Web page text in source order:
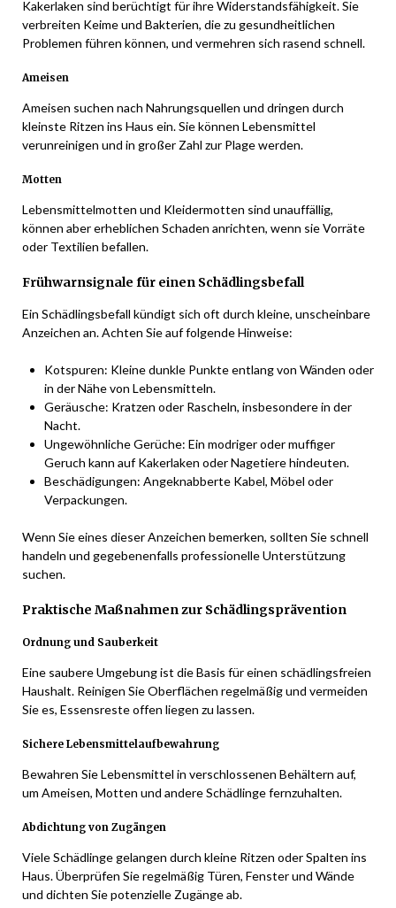
Kakerlaken sind berüchtigt für ihre Widerstandsfähigkeit. Sie
verbreiten Keime und Bakterien, die zu gesundheitlichen
Problemen führen können, und vermehren sich rasend schnell.
Ameisen
Ameisen suchen nach Nahrungsquellen und dringen durch
kleinste Ritzen ins Haus ein. Sie können Lebensmittel
verunreinigen und in großer Zahl zur Plage werden.
Motten
Lebensmittelmotten und Kleidermotten sind unauffällig,
können aber erheblichen Schaden anrichten, wenn sie Vorräte
oder Textilien befallen.
Frühwarnsignale für einen Schädlingsbefall
Ein Schädlingsbefall kündigt sich oft durch kleine, unscheinbare
Anzeichen an. Achten Sie auf folgende Hinweise:
Kotspuren: Kleine dunkle Punkte entlang von Wänden oder
in der Nähe von Lebensmitteln.
Geräusche: Kratzen oder Rascheln, insbesondere in der
Nacht.
Ungewöhnliche Gerüche: Ein modriger oder muffiger
Geruch kann auf Kakerlaken oder Nagetiere hindeuten.
Beschädigungen: Angeknabberte Kabel, Möbel oder
Verpackungen.
Wenn Sie eines dieser Anzeichen bemerken, sollten Sie schnell
handeln und gegebenenfalls professionelle Unterstützung
suchen.
Praktische Maßnahmen zur Schädlingsprävention
Ordnung und Sauberkeit
Eine saubere Umgebung ist die Basis für einen schädlingsfreien
Haushalt. Reinigen Sie Oberflächen regelmäßig und vermeiden
Sie es, Essensreste offen liegen zu lassen.
Sichere Lebensmittelaufbewahrung
Bewahren Sie Lebensmittel in verschlossenen Behältern auf,
um Ameisen, Motten und andere Schädlinge fernzuhalten.
Abdichtung von Zugängen
Viele Schädlinge gelangen durch kleine Ritzen oder Spalten ins
Haus. Überprüfen Sie regelmäßig Türen, Fenster und Wände
und dichten Sie potenzielle Zugänge ab.